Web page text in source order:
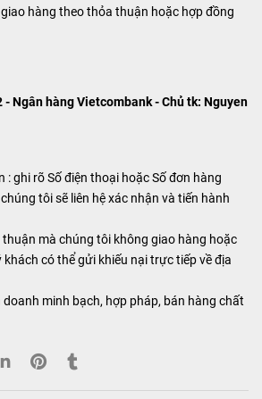
hàng theo thỏa thuận hoặc hợp đồng
Ngân hàng Vietcombank - Chủ tk: Nguyen
: ghi rõ Số điện thoại hoặc Số đơn hàng
tôi sẽ liên hệ xác nhận và tiến hành
mà chúng tôi không giao hàng hoặc
khách có thể gửi khiếu nại trực tiếp về địa
minh bạch, hợp pháp, bán hàng chất